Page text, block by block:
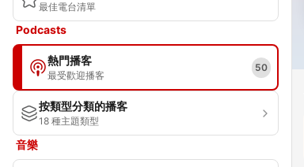
最佳電台清單
Podcasts
熱門播客
最受歡迎播客
50
按類型分類的播客
18 種主題類型
音樂